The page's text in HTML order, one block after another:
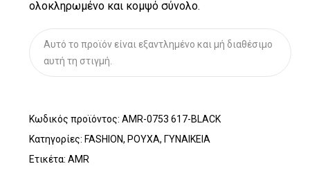
ολοκληρωμένο και κομψό σύνολο.
Αυτό το προϊόν είναι εξαντλημένο και μή διαθέσιμο
αυτή τη στιγμή.
Κωδικός προϊόντος: AMR-0753 617-BLACK
Κατηγορίες: FASHION, ΡΟΥΧΑ, ΓΥΝΑΙΚΕΙΑ
Ετικέτα: AMR